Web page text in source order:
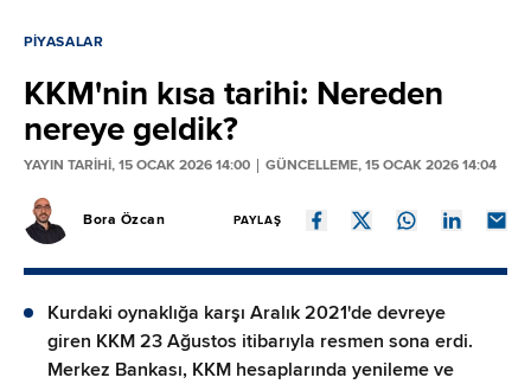
PIYASALAR
KKM'nin kısa tarihi: Nereden
nereye geldik?
YAYIN TARİHİ, 15 OCAK 2026 14:00 GÜNCELLEME, 15 OCAK 2026 14:04
Bora Özcan PAYLAŞ
Kurdaki oynaklığa karşı Aralık 2021'de devreye
giren KKM 23 Ağustos itibarıyla resmen sona erdi.
Merkez Bankası, KKM hesaplarında yenileme ve